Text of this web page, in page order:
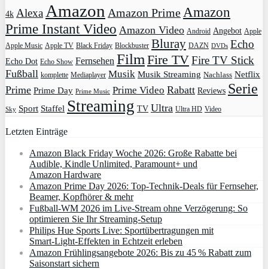
4k Alexa Amazon Amazon Prime Amazon
Prime Instant Video Amazon Video Android Angebot Apple
Apple Music Apple TV Black Friday Blockbuster Bluray DAZN DVDs Echo
Echo Dot Echo Show Fernsehen Film Fire TVFire TV Stick
Fußball komplette Mediaplayer Musik Musik Streaming Nachlass Netflix
Prime Prime Day Prime Music Prime Video Rabatt Reviews Serie
Sky Sport Staffel Streaming TV Ultra Ultra HD Video
Letzten Einträge
Amazon Black Friday Woche 2026: Große Rabatte bei
Audible, Kindle Unlimited, Paramount+ und
Amazon Hardware
Amazon Prime Day 2026: Top-Technik-Deals für Fernseher,
Beamer, Kopfhörer & mehr
Fußball-WM 2026 im Live-Stream ohne Verzögerung: So
optimieren Sie Ihr Streaming-Setup
Philips Hue Sports Live: Sportübertragungen mit
Smart‑Light‑Effekten in Echtzeit erleben
Amazon Frühlingsangebote 2026: Bis zu 45 % Rabatt zum
Saisonstart sichern